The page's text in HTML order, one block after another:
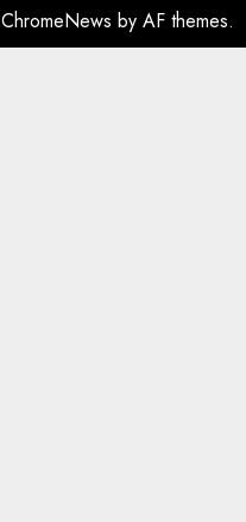
ChromeNews by AF themes.